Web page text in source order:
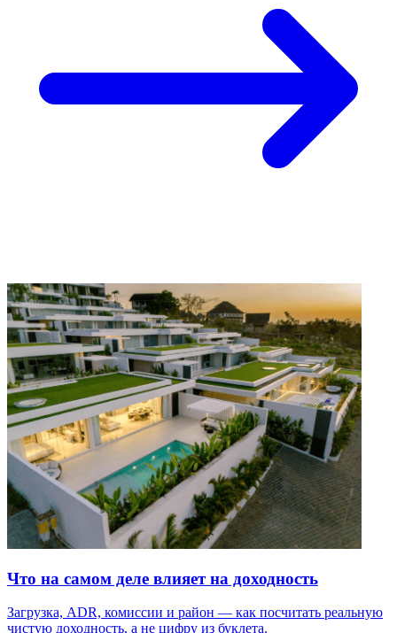
Что на самом деле влияет на доходность
Загрузка, ADR, комиссии и район — как посчитать реальную
чистую доходность, а не цифру из буклета.